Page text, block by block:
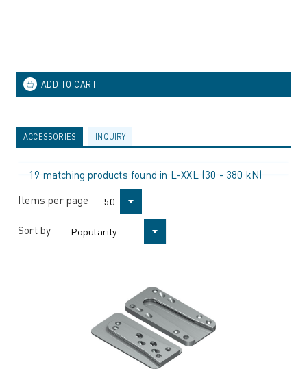
ACCESSORIES INQUIRY
19 matching products found in L-XXL (30 - 380 kN)
Items per page
50
Sort by Popularity